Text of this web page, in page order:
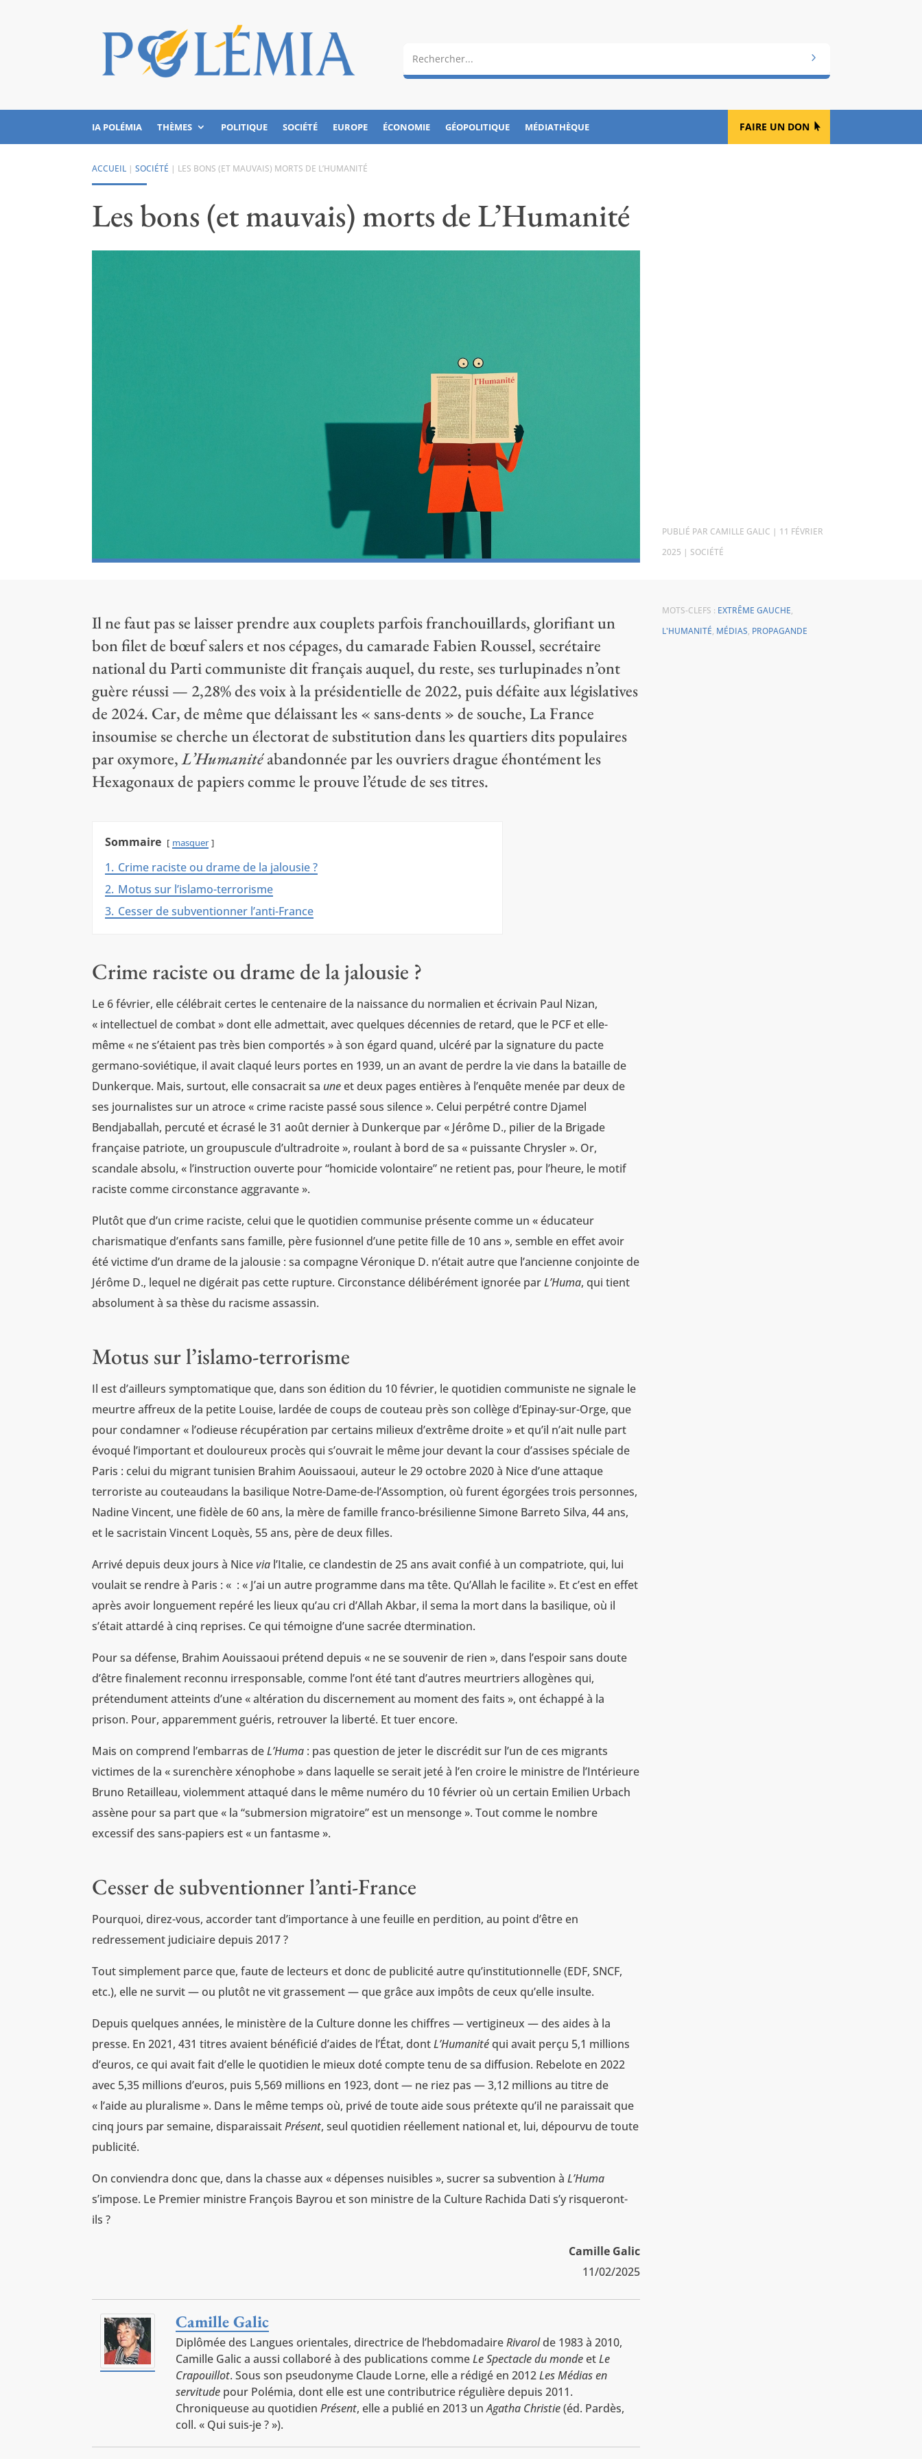
IA POLÉMIA THÈMES POLITIQUE SOCIÉTÉ EUROPE ÉCONOMIE GÉOPOLITIQUE MÉDIATHÈQUE FAIRE UN DON
ACCUEIL |SOCIÉTÉ | LES BONS (ET MAUVAIS) MORTS DE L’HUMANITÉ
Les bons (et mauvais) morts de L’Humanité
PAR CAMILLE GALIC | 11 FÉVRIER
2025 | SOCIÉTÉ
Il ne faut pas se laisser prendre aux couplets parfois franchouillards, glorifiant un
bon filet de bœuf salers et nos cépages, du camarade Fabien Roussel, secrétaire
national du Parti communiste dit français auquel, du reste, ses turlupinades n’ont
guère réussi — 2,28% des voix à la présidentielle de 2022, puis défaite aux législatives
de 2024. Car, de même que délaissant les « sans-dents » de souche, La France
insoumise se cherche un électorat de substitution dans les quartiers dits populaires
par oxymore,L’Humanitéabandonnée par les ouvriers drague éhontément les
Hexagonaux de papiers comme le prouve l’étude de ses titres.
Sommaire masquer
1. Crime raciste ou drame de la jalousie ?
2. Motus sur l’islamo-terrorisme
3. Cesser de subventionner l’anti-France
Crime raciste ou drame de la jalousie ?
Le 6 février, elle célébrait certes le centenaire de la naissance du normalien et écrivain Paul Nizan,
« intellectuel de combat » dont elle admettait, avec quelques décennies de retard, que le PCF et elle-
même « ne s’étaient pas très bien comportés » à son égard quand, ulcéré par la signature du pacte
germano-soviétique, il avait claqué leurs portes en 1939, un an avant de perdre la vie dans la bataille de
Dunkerque. Mais, surtout, elle consacrait sa une et deux pages entières à l’enquête menée par deux de
ses journalistes sur un atroce « crime raciste passé sous silence ». Celui perpétré contre Djamel
Bendjaballah, percuté et écrasé le 31 août dernier à Dunkerque par « Jérôme D., pilier de la Brigade
française patriote, un groupuscule d’ultradroite », roulant à bord de sa « puissante Chrysler ». Or,
scandale absolu, « l’instruction ouverte pour “homicide volontaire” ne retient pas, pour l’heure, le motif
raciste comme circonstance aggravante ».
Plutôt que d’un crime raciste, celui que le quotidien communise présente comme un « éducateur
charismatique d’enfants sans famille, père fusionnel d’une petite fille de 10 ans », semble en effet avoir
été victime d’un drame de la jalousie : sa compagne Véronique D. n’était autre que l’ancienne conjointe de
Jérôme D., lequel ne digérait pas cette rupture. Circonstance délibérément ignorée parL’Huma, qui tient
absolument à sa thèse du racisme assassin.
Motus sur l’islamo-terrorisme
Il est d’ailleurs symptomatique que, dans son édition du 10 février, le quotidien communiste ne signale le
meurtre affreux de la petite Louise, lardée de coups de couteau près son collège d’Epinay-sur-Orge, que
pour condamner « l’odieuse récupération par certains milieux d’extrême droite » et qu’il n’ait nulle part
évoqué l’important et douloureux procès qui s’ouvrait le même jour devant la cour d’assises spéciale de
Paris : celui du migrant tunisien Brahim Aouissaoui, auteur le 29 octobre 2020 à Nice d’une attaque
terroriste au couteaudans la basilique Notre-Dame-de-l’Assomption, où furent égorgées trois personnes,
Nadine Vincent, une fidèle de 60 ans, la mère de famille franco-brésilienne Simone Barreto Silva, 44 ans,
et le sacristain Vincent Loquès, 55 ans, père de deux filles.
Arrivé depuis deux jours à Nicevia l’Italie, ce clandestin de 25 ans avait confié à un compatriote, qui, lui
voulait se rendre à Paris : « : « J’ai un autre programme dans ma tête. Qu’Allah le facilite ». Et c’est en effet
après avoir longuement repéré les lieux qu’au cri d’Allah Akbar, il sema la mort dans la basilique, où il
s’était attardé à cinq reprises. Ce qui témoigne d’une sacrée dtermination.
Pour sa défense, Brahim Aouissaoui prétend depuis « ne se souvenir de rien », dans l’espoir sans doute
d’être finalement reconnu irresponsable, comme l’ont été tant d’autres meurtriers allogènes qui,
prétendument atteints d’une « altération du discernement au moment des faits », ont échappé à la
prison. Pour, apparemment guéris, retrouver la liberté. Et tuer encore.
Mais on comprend l’embarras deL’Huma : pas question de jeter le discrédit sur l’un de ces migrants
victimes de la « surenchère xénophobe » dans laquelle se serait jeté à l’en croire le ministre de l’Intérieure
Bruno Retailleau, violemment attaqué dans le même numéro du 10 février où un certain Emilien Urbach
assène pour sa part que « la “submersion migratoire” est un mensonge ». Tout comme le nombre
excessif des sans-papiers est « un fantasme ».
Cesser de subventionner l’anti-France
Pourquoi, direz-vous, accorder tant d’importance à une feuille en perdition, au point d’être en
redressement judiciaire depuis 2017 ?
Tout simplement parce que, faute de lecteurs et donc de publicité autre qu’institutionnelle (EDF, SNCF,
etc.), elle ne survit — ou plutôt ne vit grassement — que grâce aux impôts de ceux qu’elle insulte.
Depuis quelques années, le ministère de la Culture donne les chiffres — vertigineux — des aides à la
presse. En 2021, 431 titres avaient bénéficié d’aides de l’État, dontL’Humanitéqui avait perçu 5,1 millions
d’euros, ce qui avait fait d’elle le quotidien le mieux doté compte tenu de sa diffusion. Rebelote en 2022
avec 5,35 millions d’euros, puis 5,569 millions en 1923, dont — ne riez pas — 3,12 millions au titre de
« l’aide au pluralisme ». Dans le même temps où, privé de toute aide sous prétexte qu’il ne paraissait que
cinq jours par semaine, disparaissaitPrésent, seul quotidien réellement national et, lui, dépourvu de toute
publicité.
On conviendra donc que, dans la chasse aux « dépenses nuisibles », sucrer sa subvention àL’Huma
s’impose. Le Premier ministre François Bayrou et son ministre de la Culture Rachida Dati s’y risqueront-
ils ?
Camille Galic
11/02/2025
Camille Galic
Diplômée des Langues orientales, directrice de l’hebdomadaireRivarolde 1983 à 2010,
Camille Galic a aussi collaboré à des publications commeLe Spectacle du monde etLe
Crapouillot. Sous son pseudonyme Claude Lorne, elle a rédigé en 2012Les Médias en
servitude pour Polémia, dont elle est une contributrice régulière depuis 2011.
Chroniqueuse au quotidienPrésent, elle a publié en 2013 unAgatha Christie(éd. Pardès,
coll. « Qui suis-je ? »).
MOTS-CLEFS : EXTRÊME GAUCHE,
L'HUMANITÉ, MÉDIAS, PROPAGANDE